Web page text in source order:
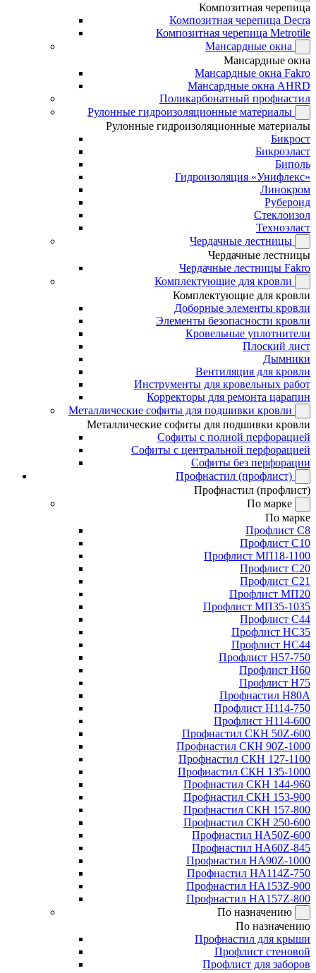
Композитная черепица
Композитная черепица Decra
Композитная черепица Metrotile
Мансардные окна
Мансардные окна
Мансардные окна Fakro
Мансардные окна AHRD
Поликарбонатный профнастил
Рулонные гидроизоляционные материалы
Рулонные гидроизоляционные материалы
Бикрост
Бикроэласт
Биполь
Гидроизоляция «Унифлекс»
Линокром
Рубероид
Стеклоизол
Техноэласт
Чердачные лестницы
Чердачные лестницы
Чердачные лестницы Fakro
Комплектующие для кровли
Комплектующие для кровли
Доборные элементы кровли
Элементы безопасности кровли
Кровельные уплотнители
Плоский лист
Дымники
Вентиляция для кровли
Инструменты для кровельных работ
Корректоры для ремонта царапин
Металлические софиты для подшивки кровли
Металлические софиты для подшивки кровли
Софиты с полной перфорацией
Софиты с центральной перфорацией
Софиты без перфорации
Профнастил (профлист)
Профнастил (профлист)
По марке
По марке
Профлист С8
Профлист С10
Профлист МП18-1100
Профлист С20
Профлист С21
Профлист МП20
Профлист МП35-1035
Профлист С44
Профлист НС35
Профлист НС44
Профлист Н57-750
Профлист Н60
Профлист Н75
Профнастил Н80А
Профлист Н114-750
Профлист Н114-600
Профнастил СКН 50Z-600
Профнастил СКН 90Z-1000
Профнастил СКН 127-1100
Профнастил СКН 135-1000
Профнастил СКН 144-960
Профнастил СКН 153-900
Профнастил СКН 157-800
Профнастил СКН 250-600
Профнастил НА50Z-600
Профнастил НА60Z-845
Профнастил НА90Z-1000
Профнастил НА114Z-750
Профнастил НА153Z-900
Профнастил НА157Z-800
По назначению
По назначению
Профнастил для крыши
Профлист стеновой
Профлист для заборов